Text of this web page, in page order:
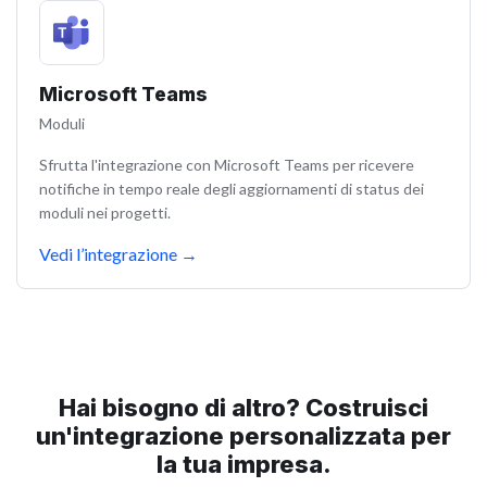
Microsoft Teams
Moduli
Sfrutta l'integrazione con Microsoft Teams per ricevere
notifiche in tempo reale degli aggiornamenti di status dei
moduli nei progetti.
Vedi l’integrazione →
Hai bisogno di altro? Costruisci
un'integrazione personalizzata per
la tua impresa.